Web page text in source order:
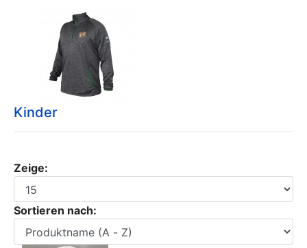
Kinder
Zeige:
Sortieren nach: